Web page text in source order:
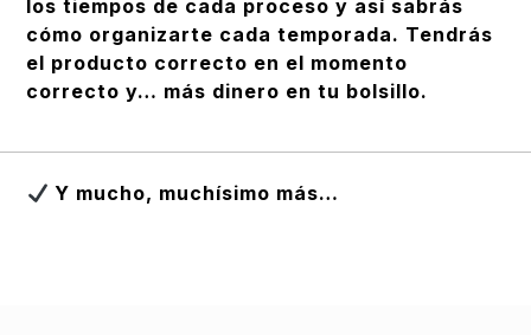
los tiempos de cada proceso y así sabrás
cómo organizarte cada temporada. Tendrás
el producto correcto en el momento
correcto y… más dinero en tu bolsillo.
Y mucho, muchísimo más…